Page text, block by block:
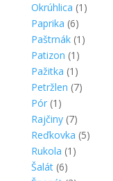
Okrúhlica (1)
Paprika (6)
Paštrnák (1)
Patizon (1)
Pažitka (1)
Petržlen (7)
Pór (1)
Rajčiny (7)
Reďkovka (5)
Rukola (1)
Šalát (6)